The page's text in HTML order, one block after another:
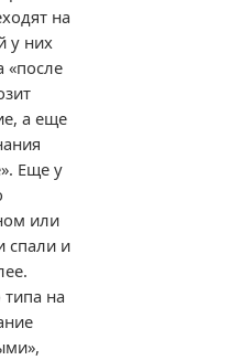
на
у них
«после
а еще
Еще у
или
спали и
на